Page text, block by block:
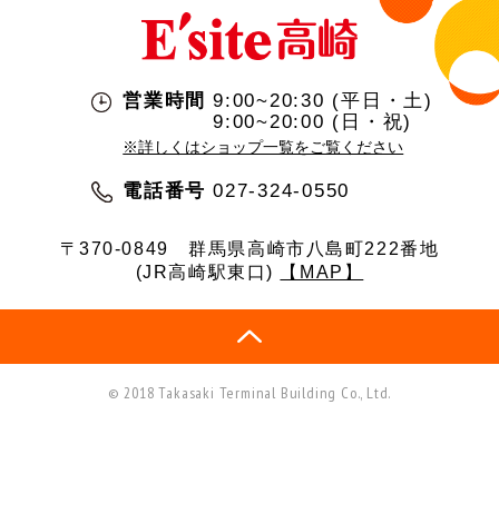
営業時間 9:00~20:30 (平日・土)
9:00~20:00 (日・祝)
※詳しくはショップ一覧をご覧ください
電話番号 027-324-0550
〒370-0849
群馬県高崎市八島町222番地
(JR高崎駅東口)
【MAP】
© 2018 Takasaki Terminal Building Co., Ltd.